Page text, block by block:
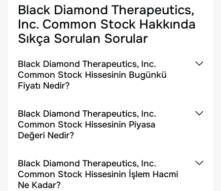
Black Diamond Therapeutics,
Inc. Common Stock Hakkında
Sıkça Sorulan Sorular
Black Diamond Therapeutics, Inc.
Common Stock Hissesinin Bugünkü
Fiyatı Nedir?
Black Diamond Therapeutics, Inc.
Common Stock Hissesinin Piyasa
Değeri Nedir?
Black Diamond Therapeutics, Inc.
Common Stock Hissesinin İşlem Hacmi
Ne Kadar?